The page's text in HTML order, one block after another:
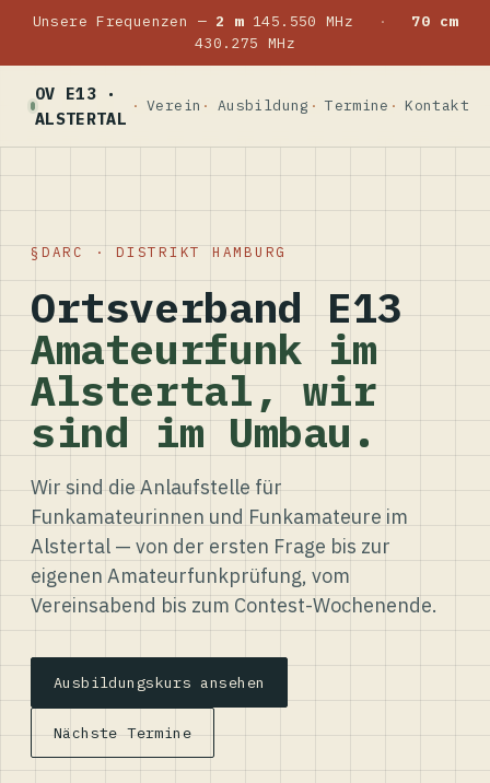
Unsere Frequenzen — 2 m145.550 MHz ·
70 cm
430.275 MHz
OV E13 ·
ALSTERTAL
Verein Ausbildung Termine Kontakt
DARC · DISTRIKT HAMBURG
Ortsverband E13
Amateurfunk im
Alstertal, wir
sind im Umbau.
Wir sind die Anlaufstelle für
Funkamateurinnen und Funkamateure im
Alstertal — von der ersten Frage bis zur
eigenen Amateurfunkprüfung, vom
Vereinsabend bis zum Contest-Wochenende.
Ausbildungskurs ansehen
Nächste Termine